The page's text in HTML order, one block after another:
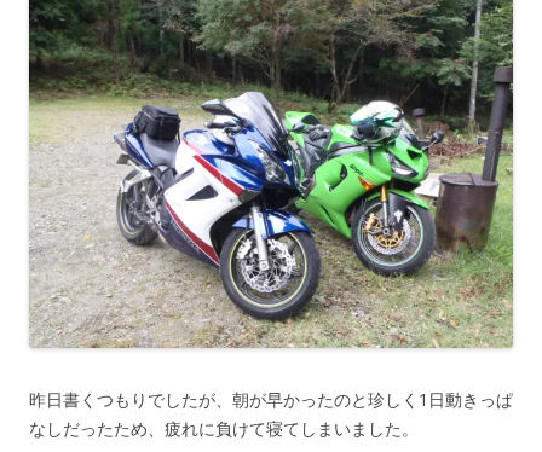
昨日書くつもりでしたが、朝が早かったのと珍しく1日動きっぱ
なしだったため、疲れに負けて寝てしまいました。